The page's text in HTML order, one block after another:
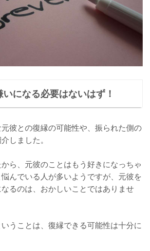
になる必要はないはず！
彼との復縁の可能性や、振られた側の
しました。
から、元彼のことはもう好きになっちゃ
んでいる人が多いようですが、元彼を
るのは、おかしいことではありませ
うことは、復縁できる可能性は十分に